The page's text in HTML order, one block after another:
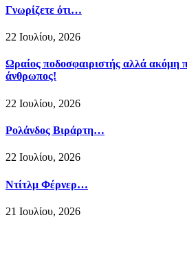
Γνωρίζετε ότι…
22 Ιουλίου, 2026
Ωραίος ποδοσφαιριστής αλλά ακόμη
άνθρωπος!
22 Ιουλίου, 2026
Ρολάνδος Βιράρτη…
22 Ιουλίου, 2026
Ντίτλμ Φέρνερ…
21 Ιουλίου, 2026